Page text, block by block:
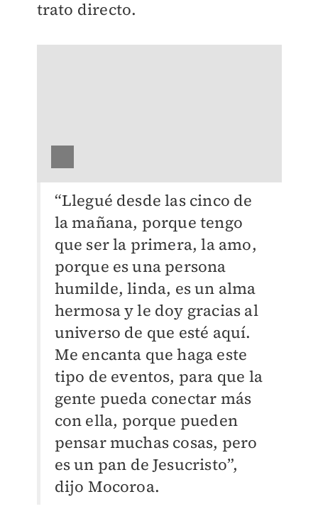
trato directo.
“Llegué desde las cinco de
la mañana, porque tengo
que ser la primera, la amo,
porque es una persona
humilde, linda, es un alma
hermosa y le doy gracias al
universo de que esté aquí.
Me encanta que haga este
tipo de eventos, para que la
gente pueda conectar más
con ella, porque pueden
pensar muchas cosas, pero
es un pan de Jesucristo”,
dijo Mocoroa.